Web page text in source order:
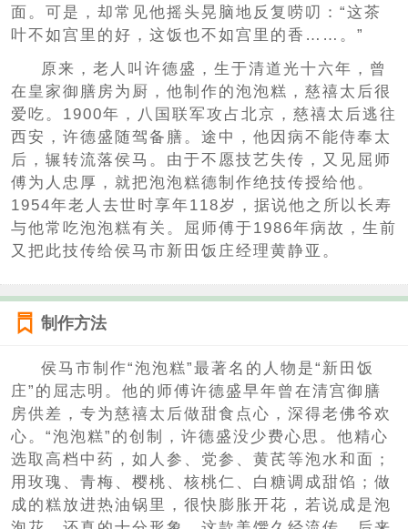
面。可是，却常见他摇头晃脑地反复唠叨：“这茶
叶不如宫里的好，这饭也不如宫里的香……。”
原来，老人叫许德盛，生于清道光十六年，曾
在皇家御膳房为厨，他制作的泡泡糕，慈禧太后很
爱吃。1900年，八国联军攻占北京，慈禧太后逃往
西安，许德盛随驾备膳。途中，他因病不能侍奉太
后，辗转流落侯马。由于不愿技艺失传，又见屈师
傅为人忠厚，就把泡泡糕德制作绝技传授给他。
1954年老人去世时享年118岁，据说他之所以长寿
与他常吃泡泡糕有关。屈师傅于1986年病故，生前
又把此技传给侯马市新田饭庄经理黄静亚。
制作方法
侯马市制作“泡泡糕”最著名的人物是“新田饭
庄”的屈志明。他的师傅许德盛早年曾在清宫御膳
房供差，专为慈禧太后做甜食点心，深得老佛爷欢
心。“泡泡糕”的创制，许德盛没少费心思。他精心
选取高档中药，如人参、党参、黄芪等泡水和面；
用玫瑰、青梅、樱桃、核桃仁、白糖调成甜馅；做
成的糕放进热油锅里，很快膨胀开花，若说成是泡